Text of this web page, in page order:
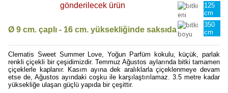
gönderilecek ürün
125
cm
Ø 9 cm. çaplı - 16 cm. yüksekliğinde saksıda
350
cm
Clematis Sweet Summer Love, Yoğun Parfüm kokulu, küçük, parlak
renkli çiçekli bir çeşidimizdir. Temmuz Ağustos aylarında bitki tamamen
çiçeklerle kaplanır. Kasım ayına dek aralıklarla çiçeklenmeye devam
etse de, Ağustos ayındaki coşku ile karşılaştırılamaz. 3.5 metre kadar
yüksekliğe ulaşan güçlü yapıda bir çeşittir.